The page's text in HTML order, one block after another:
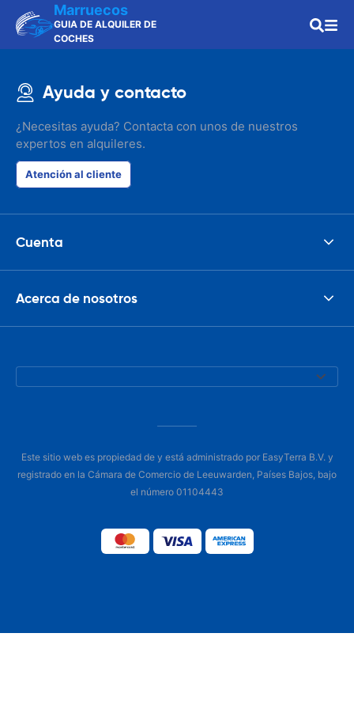
Marruecos
GUIA DE ALQUILER DE
COCHES
Ayuda y contacto
¿Necesitas ayuda? Contacta con unos de nuestros
expertos en alquileres.
Atención al cliente
Cuenta
Acerca de nosotros
Este sitio web es propiedad de y está administrado por EasyTerra B.V. y
registrado en la Cámara de Comercio de Leeuwarden, Países Bajos, bajo
el número 01104443